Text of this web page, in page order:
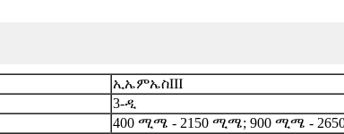
ኢኤምኤስⅢ
3-ዲ
400 ሚሜ - 2150 ሚሜ; 900 ሚሜ -